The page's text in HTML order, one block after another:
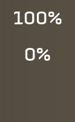
100%
0%